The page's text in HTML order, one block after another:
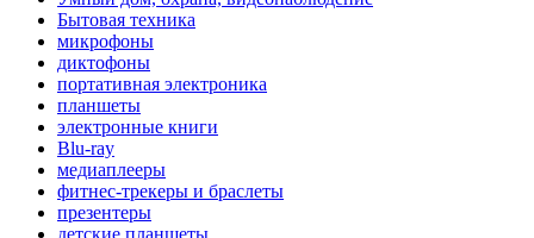
Бытовая техника
микрофоны
диктофоны
портативная электроника
планшеты
электронные книги
Blu-ray
медиаплееры
фитнес-трекеры и браслеты
презентеры
детские планшеты